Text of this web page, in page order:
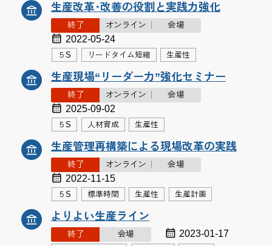
生産改革･改善の役割と実践力強化
終了 オンライン 会場
2022-05-24
５S リードタイム短縮 生産性
生産現場“リーダー力”強化セミナー
終了 オンライン 会場
2025-09-02
５S 人材育成 生産性
生産管理再構築による現場改革の実践
終了 オンライン 会場
2022-11-15
５S 標準時間 生産性 生産計画
よりよい生産ライン
終了 会場 2023-01-17